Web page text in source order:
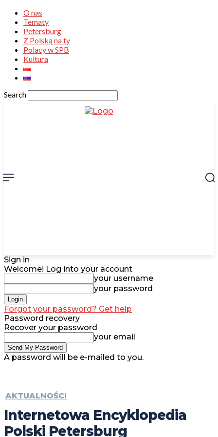
O nas
Tematy
Petersburg
Z Polską na ty
Polacy w SPB
Kultura
Search
Sign in
Welcome! Log into your account
your username
your password
Forgot your password? Get help
Password recovery
Recover your password
your email
A password will be e-mailed to you.
AKTUALNOŚCI
Internetowa Encyklopedia
Polski Petersburg